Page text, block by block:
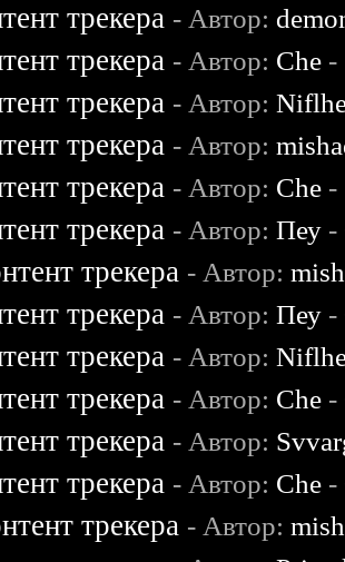
трекера - Автор:
трекера - Автор: Che -
трекера - Автор:
трекера - Автор:
трекера - Автор: Che -
трекера - Автор:Пеу -
трекера - Автор:
трекера - Автор:Пеу -
трекера - Автор:
трекера - Автор: Che -
трекера - Автор:
трекера - Автор: Che -
трекера - Автор: